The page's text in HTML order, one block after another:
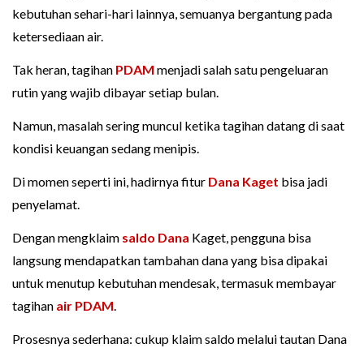
kebutuhan sehari-hari lainnya, semuanya bergantung pada
ketersediaan air.
Tak heran, tagihan PDAM menjadi salah satu pengeluaran
rutin yang wajib dibayar setiap bulan.
Namun, masalah sering muncul ketika tagihan datang di saat
kondisi keuangan sedang menipis.
Di momen seperti ini, hadirnya fitur Dana Kaget bisa jadi
penyelamat.
Dengan mengklaim saldo Dana Kaget, pengguna bisa
langsung mendapatkan tambahan dana yang bisa dipakai
untuk menutup kebutuhan mendesak, termasuk membayar
tagihan air PDAM.
Prosesnya sederhana: cukup klaim saldo melalui tautan Dana